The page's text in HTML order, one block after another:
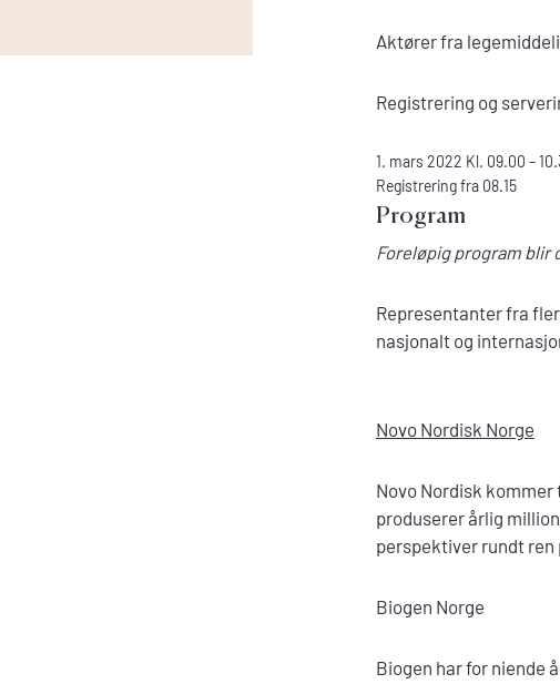
Aktører fra
Registrering og
1. mars 2022 Kl. 09.00 –
Registrering fra 08.15
Program
Foreløpig program
Representanter fra
nasjonalt og
Novo Nordisk Norge
Novo Nordisk
produserer årlig
perspektiver rundt
Biogen Norge
Biogen har for niende